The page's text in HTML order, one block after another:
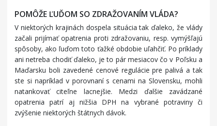
POMÔŽE ĽUĎOM SO ZDRAŽOVANÍM VLÁDA?
V niektorých krajinách dospela situácia tak ďaleko, že vlády
začali prijímať opatrenia proti zdražovaniu, resp. vymýšľajú
spôsoby, ako ľuďom toto ťažké obdobie uľahčiť. Po príklady
ani netreba chodiť ďaleko, je to pár mesiacov čo v Poľsku a
Maďarsku boli zavedené cenové regulácie pre palivá a tak
ste si napríklad v porovnaní s cenami na Slovensku, mohli
natankovať citeľne lacnejšie. Medzi ďalšie zavádzané
opatrenia patrí aj nižšia DPH na vybrané potraviny či
zvýšenie niektorých štátnych dávok.